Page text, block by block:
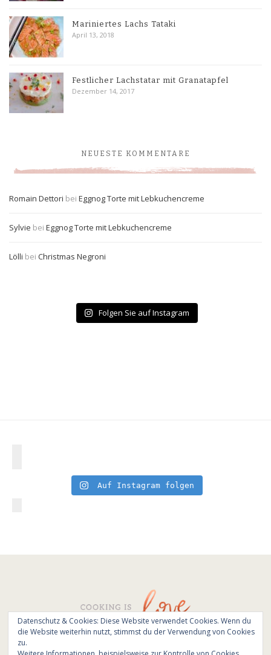
Mariniertes Lachs Tataki
April 13, 2018
Festlicher Lachstatar mit Granatapfel
Dezember 14, 2017
NEUESTE KOMMENTARE
Romain Dettori bei Eggnog Torte mit Lebkuchencreme
Sylvie bei Eggnog Torte mit Lebkuchencreme
Lölli bei Christmas Negroni
Folgen Sie auf Instagram
Auf Instagram folgen
© All Rights Reserved - Cooking is love 2017.
Datenschutz & Cookies: Diese Website verwendet Cookies. Wenn du
die Website weiterhin nutzt, stimmst du der Verwendung von Cookies
zu.